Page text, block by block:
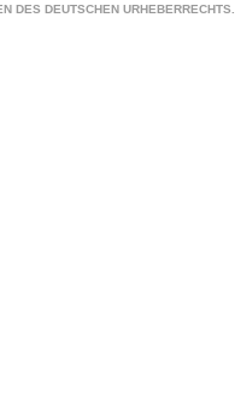
DES DEUTSCHEN URHEBERRECHTS.